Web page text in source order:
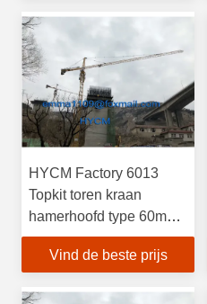
HYCM Factory 6013
Topkit toren kraan
hamerhoofd type 60m
werkende jib EXW prijs
Vind de beste prijs